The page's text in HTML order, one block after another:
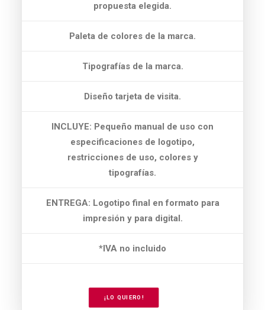
propuesta elegida.
Paleta de colores de la marca.
Tipografías de la marca.
Diseño tarjeta de visita.
INCLUYE: Pequeño manual de uso con
especificaciones de logotipo,
restricciones de uso, colores y
tipografías.
ENTREGA: Logotipo final en formato para
impresión y para digital.
*IVA no incluido
¡LO QUIERO!